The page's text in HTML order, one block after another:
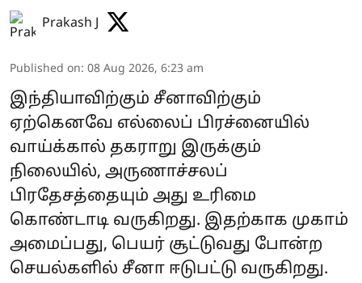
Prakash J
Published on: 08 Aug 2026, 6:23 am
இந்தியாவிற்கும் சீனாவிற்கும்
ஏற்கெனவே எல்லைப் பிரச்னையில்
வாய்க்கால் தகராறு இருக்கும்
நிலையில், அருணாச்சலப்
பிரதேசத்தையும் அது உரிமை
கொண்டாடி வருகிறது. இதற்காக முகாம்
அமைப்பது, பெயர் சூட்டுவது போன்ற
செயல்களில் சீனா ஈடுபட்டு வருகிறது.